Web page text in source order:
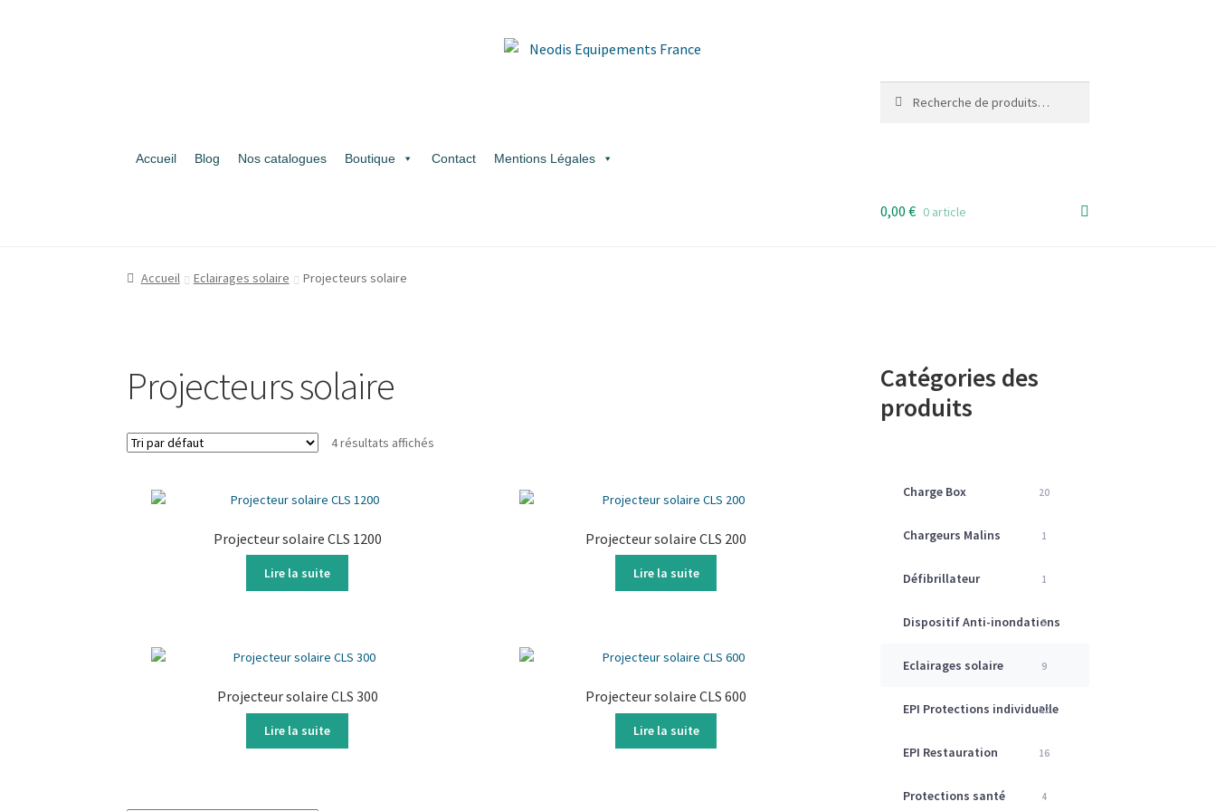
pour :
Accueil Blog Nos catalogues Boutique Contact Mentions Légales
0,00 € 0 article
Accueil Eclairages solaire Projecteurs solaire
Projecteurs solaire
4 résultats affichés
Projecteur solaire CLS 1200
Lire la suite
Projecteur solaire CLS 200
Lire la suite
Projecteur solaire CLS 300
Lire la suite
Projecteur solaire CLS 600
Lire la suite
Catégories des
produits
Charge Box 20
Chargeurs Malins 1
Défibrillateur 1
Dispositif Anti-inondations
5
Eclairages solaire 9
EPI Protections individuelle
52
EPI Restauration 16
Protections santé 4